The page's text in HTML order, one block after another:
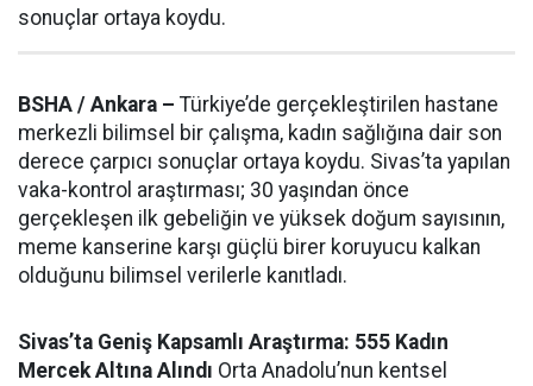
sonuçlar ortaya koydu.
BSHA / Ankara – Türkiye’de gerçekleştirilen hastane
merkezli bilimsel bir çalışma, kadın sağlığına dair son
derece çarpıcı sonuçlar ortaya koydu. Sivas’ta yapılan
vaka-kontrol araştırması; 30 yaşından önce
gerçekleşen ilk gebeliğin ve yüksek doğum sayısının,
meme kanserine karşı güçlü birer koruyucu kalkan
olduğunu bilimsel verilerle kanıtladı.
Sivas’ta Geniş Kapsamlı Araştırma: 555 Kadın
Mercek Altına Alındı Orta Anadolu’nun kentsel